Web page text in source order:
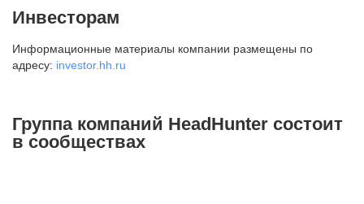
внутригородская территория
Муниципальный округ Тверской,
2-я Брестская ул., д. 48,
+7 495 980-64-27
Инвесторам
Информационные материалы компании размещены по
адресу: investor.hh.ru
Группа компаний HeadHunter состоит
в сообществах